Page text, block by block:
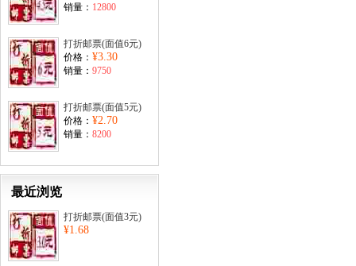
销量： 12800
打折邮票(面值6元)
价格： ¥3.30
销量： 9750
打折邮票(面值5元)
价格： ¥2.70
销量： 8200
最近浏览
打折邮票(面值3元)
¥1.68